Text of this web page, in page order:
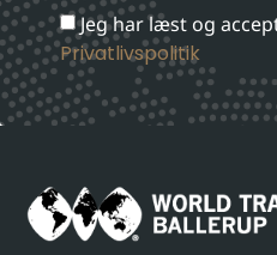
Jeg har læst og
Privatlivspolitik